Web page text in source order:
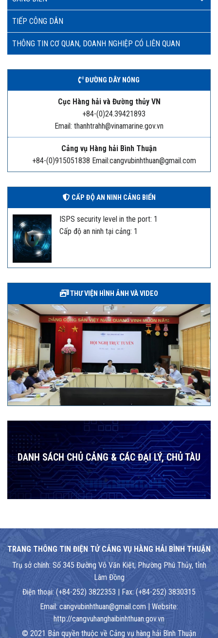
TIẾP CÔNG DÂN
THÔNG TIN CƠ QUAN, DOANH NGHIỆP CÓ LIÊN QUAN
ĐƯỜNG DÂY NÓNG
Cục Hàng hải và Đường thủy VN
+84-(0)24.39421893
Email: thanhtrahh@vinamarine.gov.vn
Cảng vụ Hàng hải Bình Thuận
+84-(0)915051838 Email:cangvubinhthuan@gmail.com
CẤP ĐỘ AN NINH CẢNG BIỂN
ISPS security level in the port: 1
Cấp độ an ninh tại cảng: 1
THƯ VIỆN HÌNH ẢNH VÀ VIDEO
DANH SÁCH CHỦ CẢNG & CÁC ĐẠI LÝ, CHỦ TÀU
TRANG THÔNG TIN ĐIỆN TỬ CẢNG VỤ HÀNG HẢI BÌNH THUẬN
Trụ sở chính: Số 345 Đường Võ Văn Kiệt, Phường Phú Thủy, tỉnh
Lâm Đồng
Điện thoại: (+84-252) 3822353 | Fax: (+84-252) 3830315
Email: cangvubinhthuan@gmail.com | Website:
http://cangvuhanghaibinhthuan.gov.vn
© 2021 Bản quyền thuộc về Cảng vụ hàng hải Bình Thuận